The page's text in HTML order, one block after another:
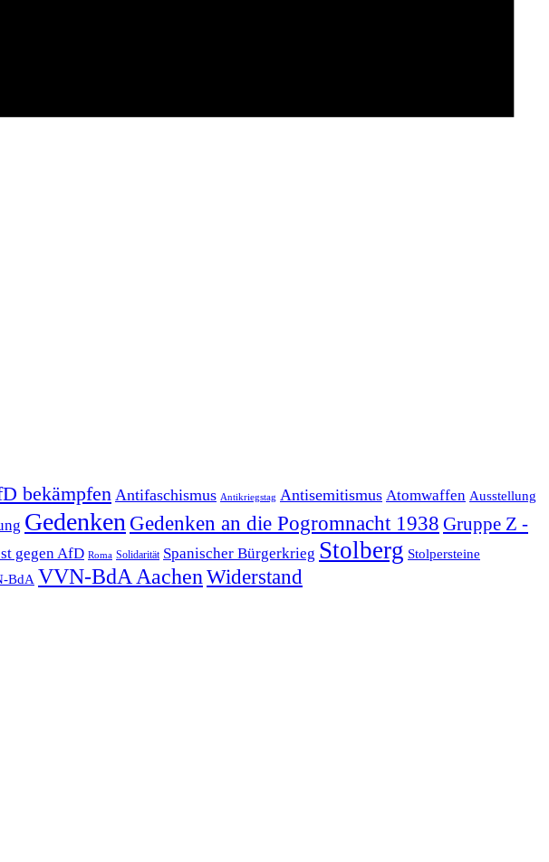
bekämpfen Antifaschismus Antikriegstag Antisemitismus Atomwaffen Ausstellung
Gedenken Gedenken an die Pogromnacht 1938 Gruppe Z -
gegen AfD Roma Solidarität Spanischer Bürgerkrieg Stolberg Stolpersteine
BdA VVN-BdA AachenWiderstand